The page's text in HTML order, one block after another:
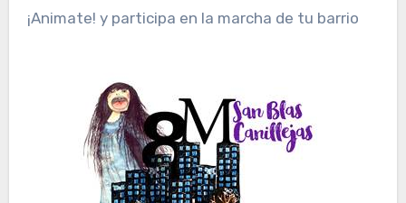
¡Animate! y participa en la marcha de tu barrio